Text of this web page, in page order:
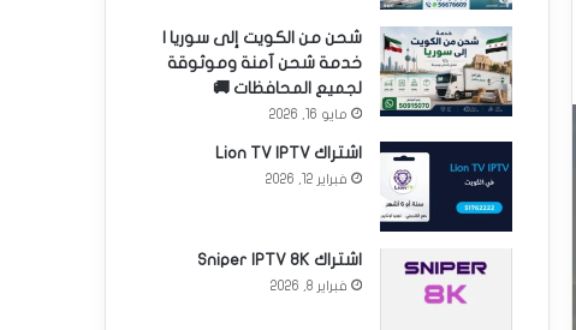
شحن من الكويت إلى سوريا |
خدمة شحن آمنة وموثوقة
لجميع المحافظات 🚚
مايو 16, 2026
اشتراك Lion TV IPTV
فبراير 12, 2026
اشتراك Sniper IPTV 8K
فبراير 8, 2026